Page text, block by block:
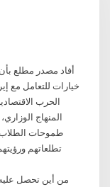
أفاد مصدر مطلع
خيارات للتعامل مع
الحرب
المنهاج
طموحات الطلاب
تطلعاتهم